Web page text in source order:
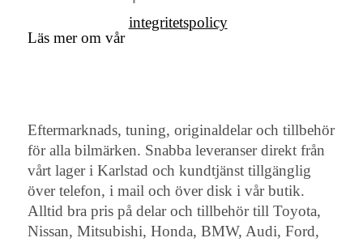
Läs mer om vår
integritetspolicy
Eftermarknads, tuning, originaldelar och tillbehör
för alla bilmärken. Snabba leveranser direkt från
vårt lager i Karlstad och kundtjänst tillgänglig
över telefon, i mail och över disk i vår butik.
Alltid bra pris på delar och tillbehör till Toyota,
Nissan, Mitsubishi, Honda, BMW, Audi, Ford,